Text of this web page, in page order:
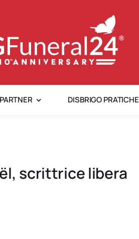
PARTNER DISBRIGO PRATICHE
scrittrice libera